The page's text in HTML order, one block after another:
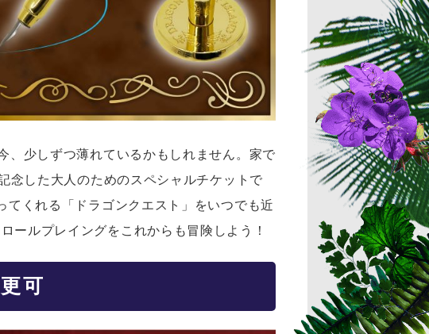
、少しずつ薄れているかもしれません。家で
念した大人のためのスペシャルチケットで
くれる「ドラゴンクエスト」をいつでも近
ールプレイングをこれからも冒険しよう！
可